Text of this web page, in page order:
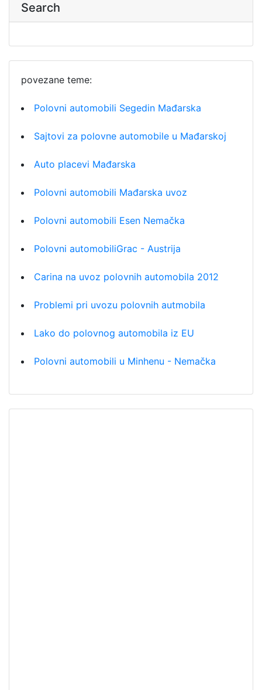
Search
povezane teme:
Polovni automobili Segedin Mađarska
Sajtovi za polovne automobile u Mađarskoj
Auto placevi Mađarska
Polovni automobili Mađarska uvoz
Polovni automobili Esen Nemačka
Polovni automobiliGrac - Austrija
Carina na uvoz polovnih automobila 2012
Problemi pri uvozu polovnih autmobila
Lako do polovnog automobila iz EU
Polovni automobili u Minhenu - Nemačka